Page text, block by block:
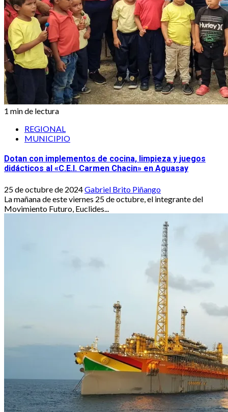
1 min de lectura
REGIONAL
MUNICIPIO
Dotan con implementos de cocina, limpieza y juegos
didácticos al «C.E.I. Carmen Chacin» en Aguasay
25 de octubre de 2024Gabriel Brito Piñango
La mañana de este viernes 25 de octubre, el integrante del
Movimiento Futuro, Euclides...